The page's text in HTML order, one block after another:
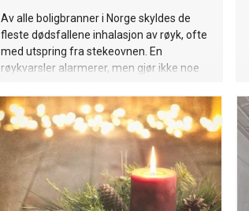
Av alle boligbranner i Norge skyldes de
fleste dødsfallene inhalasjon av røyk, ofte
med utspring fra stekeovnen. En
røykvarsler alarmerer, men gjør ikke noe
reduserer man risikoen for
røykforgiftning betraktelig.